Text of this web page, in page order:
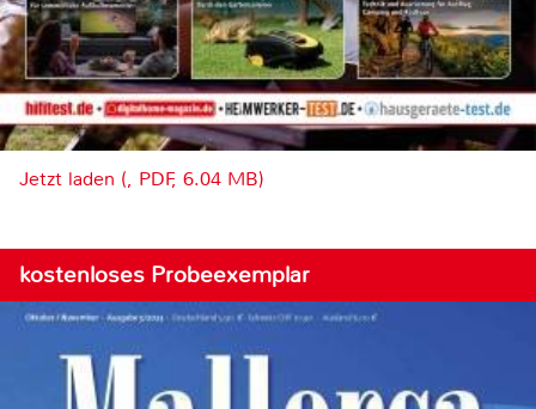
Jetzt laden (, PDF, 6.04 MB)
kostenloses Probeexemplar